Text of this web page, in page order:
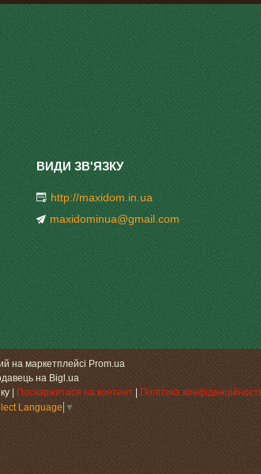
http://maxidom.in.ua
maxidominua@gmail.com
на маркетплейсіProm.ua
на Bigl.ua
«МаксіДоМ» — товари для дому та відпочинку | Поскаржитися на контент |Політика конфіденційності
Language ▼